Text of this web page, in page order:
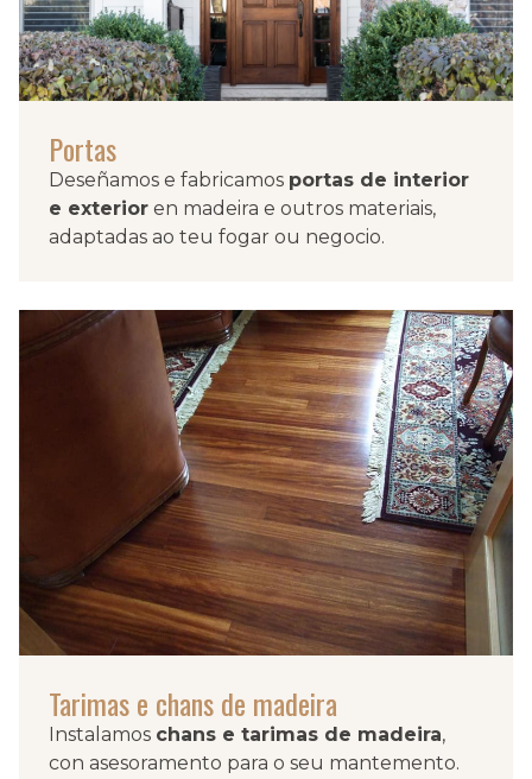
Portas
Deseñamos e fabricamos portas de interior
e exterioren madeira e outros materiais,
adaptadas ao teu fogar ou negocio.
Tarimas e chans de madeira
Instalamos chans e tarimas de madeira,
con asesoramento para o seu mantemento.